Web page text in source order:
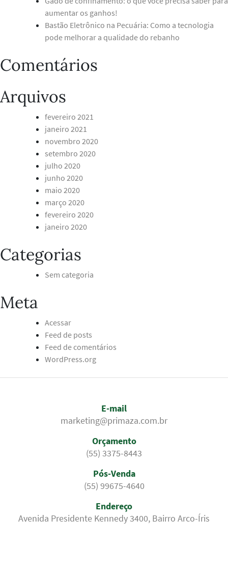
aumentar os ganhos!
Bastão Eletrônico na Pecuária: Como a tecnologia
pode melhorar a qualidade do rebanho
Comentários
Arquivos
fevereiro 2021
janeiro 2021
novembro 2020
setembro 2020
julho 2020
junho 2020
maio 2020
março 2020
fevereiro 2020
janeiro 2020
Categorias
Sem categoria
Meta
Acessar
Feed de posts
Feed de comentários
WordPress.org
E-mail
marketing@primaza.com.br
Orçamento
(55) 3375-8443
Pós-Venda
(55) 99675-4640
Endereço
Avenida Presidente Kennedy 3400, Bairro Arco-Íris